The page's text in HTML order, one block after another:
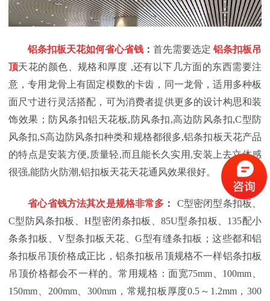
铝条扣板天花如何省心省钱 ： 首先需要选定 铝条扣板吊
顶天花的颜色、规格和厚度 ,还有以下几方面的东西需要注
意，专用龙骨上有固定模数的卡齿，同一龙骨，适用多种板
面尺寸进行灵活搭配，可为消费者提供更多的设计构思和装
饰效果；防风条扣铝天花板,防风条扣,高边防风条扣,C型防
风条扣,S高边防风条扣种类和规格都很多,铝条扣板天花产品
的特点是安装方便,质量轻,而且能长久实用,安装上去立体感
很强,能防火防潮,铝扣板天花天花通风效果很好。
省心省钱方法其次是规格非常多 ：
C型密闭型条扣板、
C型防风条扣板、H型密闭条扣板、85U型条扣板、135配小
条条扣板、V型条扣板天花、G型有缝条扣板；这些都和铝
条扣板吊顶价格成正比，铝条扣板吊顶规格不一样铝条扣板
吊顶价格都会不一样的。常用规格：面宽75mm、100mm、
150mm、200mm、300mm，常规扣板厚度0.5～1.2mm，300